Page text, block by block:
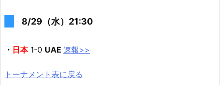
8/29（水）21:30
・ 日本1-0 UAE 速報>>
トーナメント表に戻る